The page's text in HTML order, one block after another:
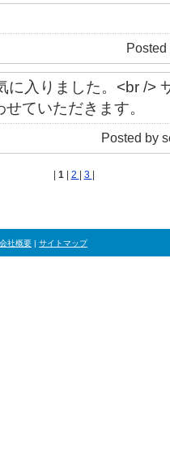
に入りました。<br />
ていただきます。
Posted by
1 2 3
会社概要 | サイトマップ